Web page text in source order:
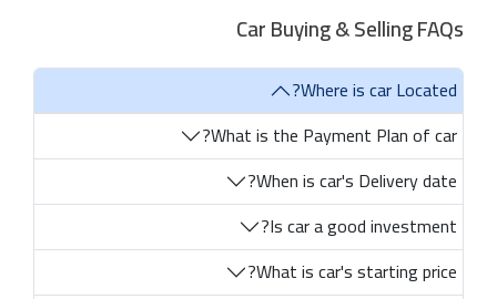
Car Buying & Selling FAQs
Where is car Located?
What is the Payment Plan of car?
When is car's Delivery date?
Is car a good investment?
What is car's starting price?